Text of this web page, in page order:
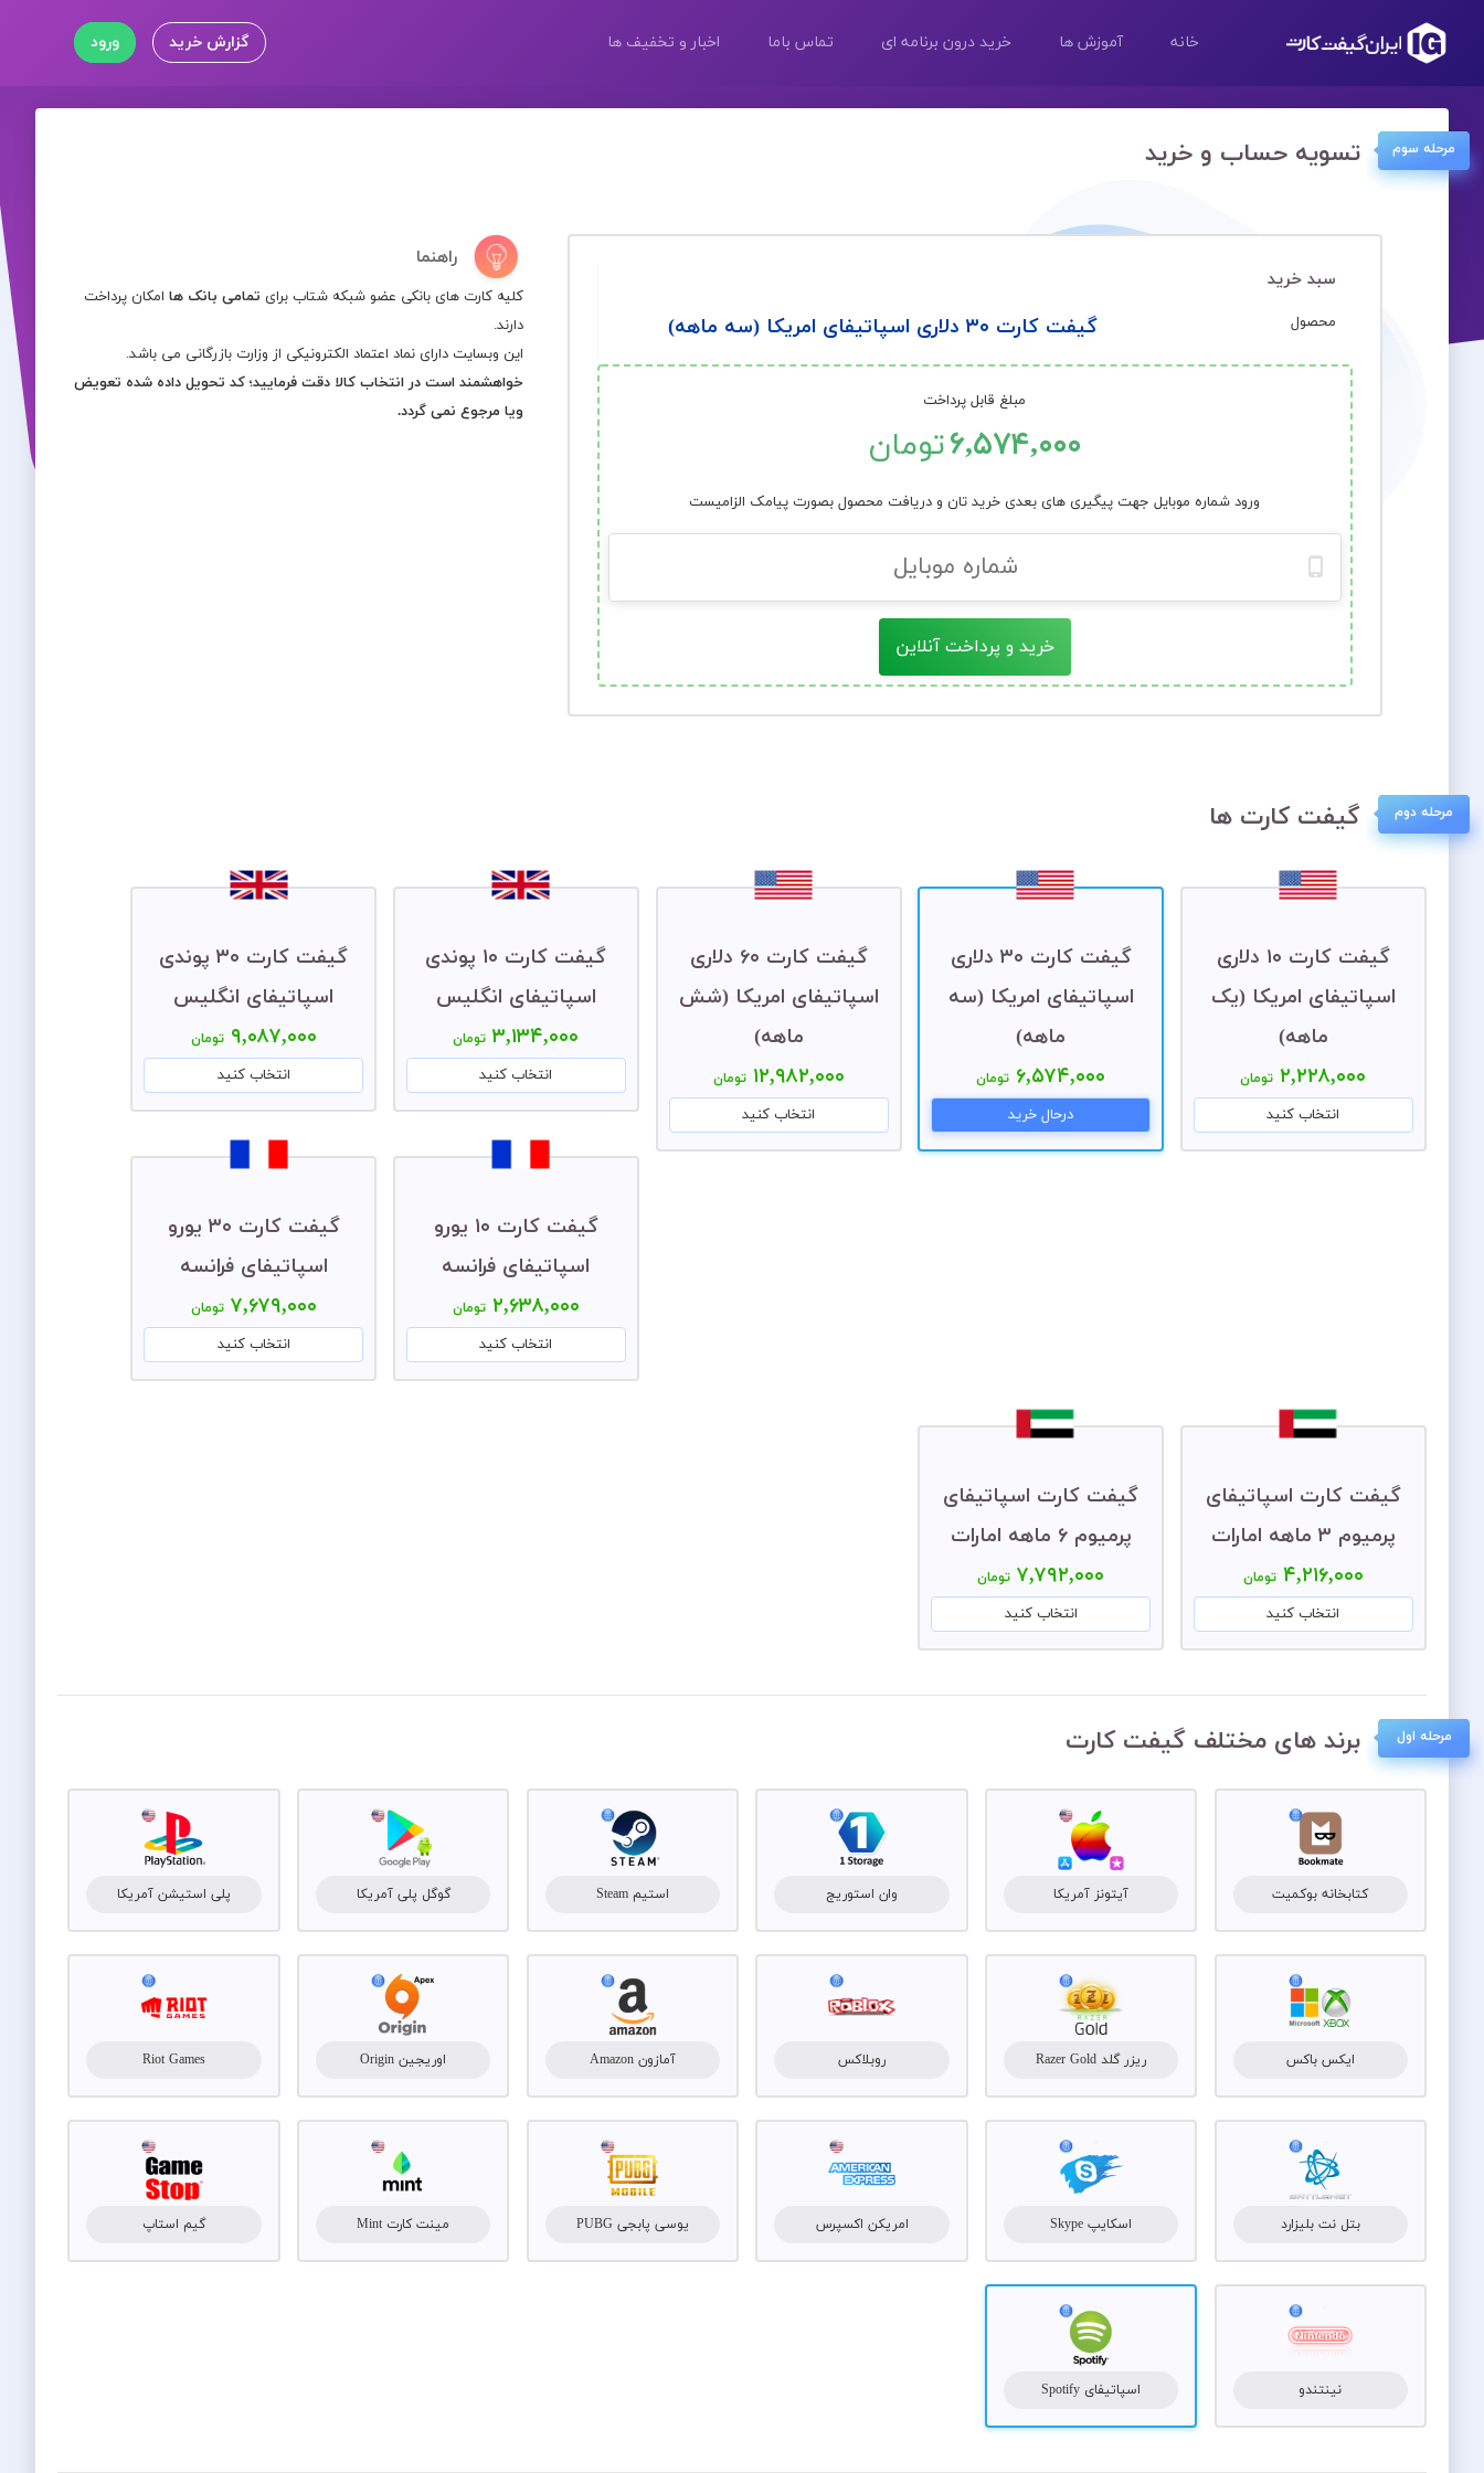
خانه آموزش ها خرید درون برنامه ای تماس باما اخبار و تخفیف ها ورود گزارش خرید
مرحله سوم تسویه حساب و خرید
سبد خرید
محصول گیفت کارت ۳۰ دلاری اسپاتیفای امریکا (سه ماهه)
مبلغ قابل پرداخت
۶,۵۷۴,۰۰۰تومان
ورود شماره موبایل جهت پیگیری های بعدی خرید تان و دریافت محصول بصورت پیامک الزامیست
خرید و پرداخت آنلاین
راهنما
کلیه کارت های بانکی عضو شبکه شتاب برای تمامی بانک ها امکان پرداخت
دارند.
این وبسایت دارای نماد اعتماد الکترونیکی از وزارت بازرگانی می باشد.
خواهشمند است در انتخاب کالا دقت فرمایید؛ کد تحویل داده شده تعویض
ویا مرجوع نمی گردد.
مرحله دوم گیفت کارت ها
گیفت کارت ۱۰ دلاری
اسپاتیفای امریکا (یک
ماهه)
۲,۲۲۸,۰۰۰ تومان
انتخاب کنید
گیفت کارت ۳۰ دلاری
اسپاتیفای امریکا (سه
ماهه)
۶,۵۷۴,۰۰۰ تومان
درحال خرید
گیفت کارت ۶۰ دلاری
اسپاتیفای امریکا (شش
ماهه)
۱۲,۹۸۲,۰۰۰ تومان
انتخاب کنید
گیفت کارت ۱۰ پوندی
اسپاتیفای انگلیس
۳,۱۳۴,۰۰۰ تومان
انتخاب کنید
گیفت کارت ۳۰ پوندی
اسپاتیفای انگلیس
۹,۰۸۷,۰۰۰ تومان
انتخاب کنید
گیفت کارت ۱۰ یورو
اسپاتیفای فرانسه
۲,۶۳۸,۰۰۰ تومان
انتخاب کنید
گیفت کارت ۳۰ یورو
اسپاتیفای فرانسه
۷,۶۷۹,۰۰۰ تومان
انتخاب کنید
گیفت کارت اسپاتیفای
پرمیوم ۳ ماهه امارات
۴,۲۱۶,۰۰۰ تومان
انتخاب کنید
گیفت کارت اسپاتیفای
پرمیوم ۶ ماهه امارات
۷,۷۹۲,۰۰۰ تومان
انتخاب کنید
مرحله اول برند های مختلف گیفت کارت
کتابخانه بوکمیت آیتونز آمریکا وان استوریج استیم Steam گوگل پلی آمریکا پلی استیشن آمریکا
ایکس باکس ریزر گلد Razer Gold روبلاکس آمازون Amazon اوریجین Origin Riot Games
بتل نت بلیزارد اسکایپ Skype امریکن اکسپرس یوسی پابجی PUBG مینت کارت Mint گیم استاپ
نینتندو اسپاتیفای Spotify